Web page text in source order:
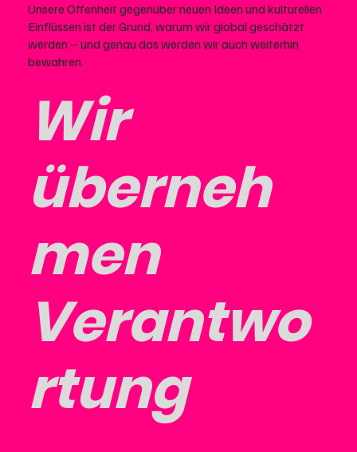
Unsere Offenheit gegenüber neuen Ideen und kulturellen
Einflüssen ist der Grund, warum wir global geschätzt
werden – und genau das werden wir auch weiterhin
bewahren.
Wir
überneh
men
Verantwo
rtung